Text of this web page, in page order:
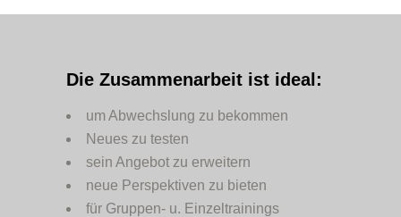
Die Zusammenarbeit ist ideal:
um Abwechslung zu bekommen
Neues zu testen
sein Angebot zu erweitern
neue Perspektiven zu bieten
für Gruppen- u. Einzeltrainings